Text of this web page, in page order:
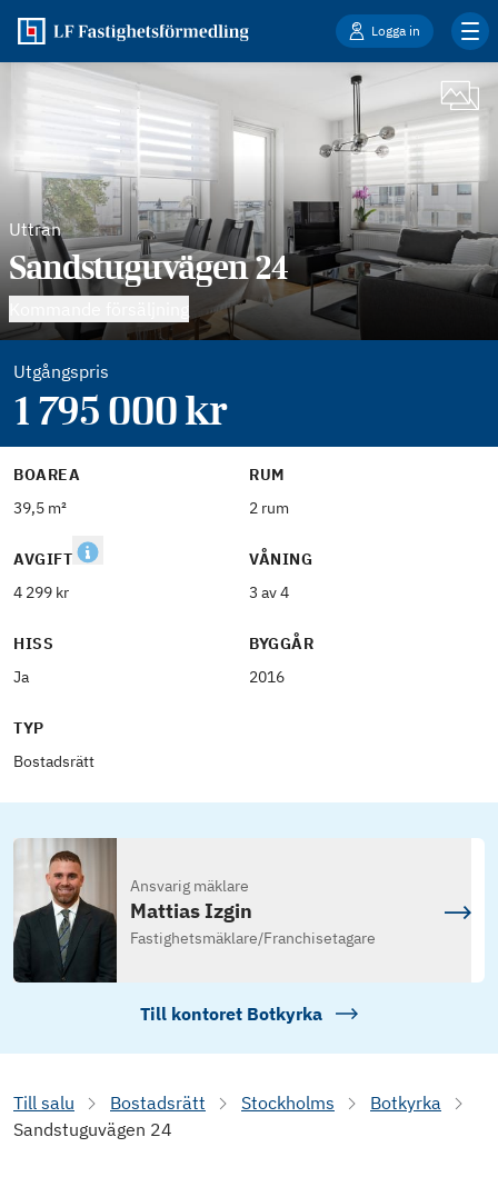
Logga in
Uttran
Sandstuguvägen 24
Utgångspris
1 795 000kr
BOAREA
39,5 m²
RUM
2 rum
AVGIFT
4 299 kr
VÅNING
3 av 4
HISS
Ja
BYGGÅR
2016
TYP
Bostadsrätt
Ansvarig mäklare
Mattias Izgin
Fastighetsmäklare/Franchisetagare
Till kontoret Botkyrka
Till salu Bostadsrätt Stockholms
Botkyrka
Sandstuguvägen 24